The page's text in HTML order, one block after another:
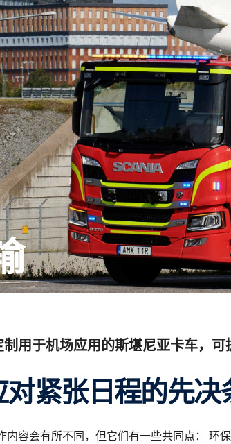
用于机场应用的斯堪尼亚卡车，可
对紧张日程的先
内容会有所不同，但它们有一些共同点： 环